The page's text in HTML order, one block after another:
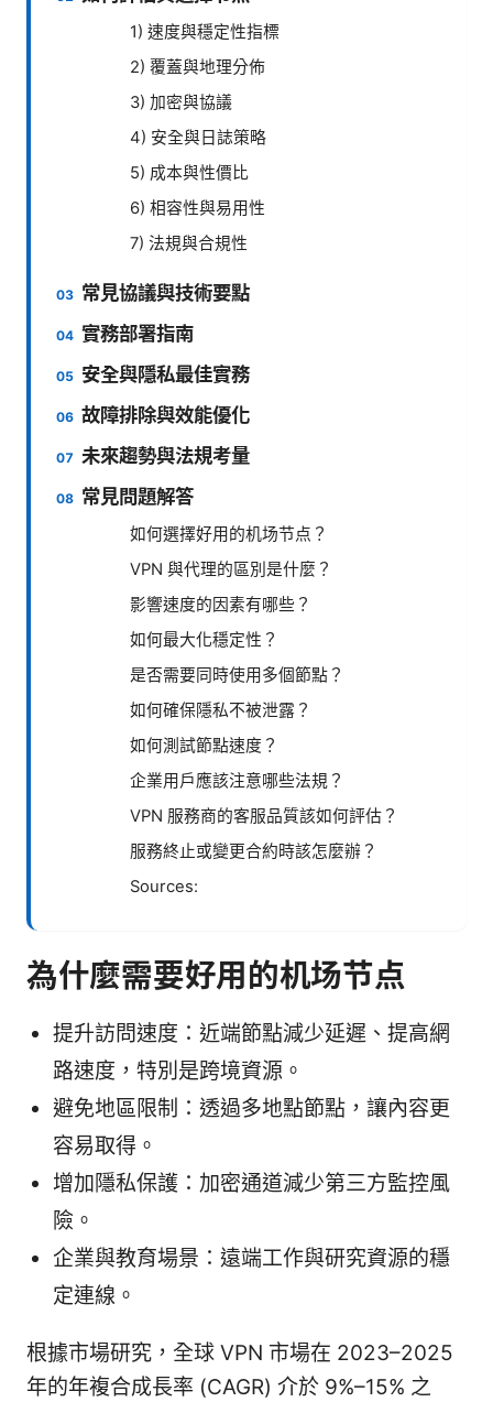
1) 速度與穩定性指標
2) 覆蓋與地理分佈
3) 加密與協議
4) 安全與日誌策略
5) 成本與性價比
6) 相容性與易用性
7) 法規與合規性
常見協議與技術要點
實務部署指南
安全與隱私最佳實務
故障排除與效能優化
未來趨勢與法規考量
常見問題解答
如何選擇好用的机场节点？
VPN 與代理的區別是什麼？
影響速度的因素有哪些？
如何最大化穩定性？
是否需要同時使用多個節點？
如何確保隱私不被泄露？
如何測試節點速度？
企業用戶應該注意哪些法規？
VPN 服務商的客服品質該如何評估？
服務終止或變更合約時該怎麼辦？
Sources:
為什麼需要好用的机场节点
提升訪問速度：近端節點減少延遲、提高網
路速度，特別是跨境資源。
避免地區限制：透過多地點節點，讓內容更
容易取得。
增加隱私保護：加密通道減少第三方監控風
險。
企業與教育場景：遠端工作與研究資源的穩
定連線。
根據市場研究，全球 VPN 市場在 2023–2025
年的年複合成長率 (CAGR) 介於 9%–15% 之